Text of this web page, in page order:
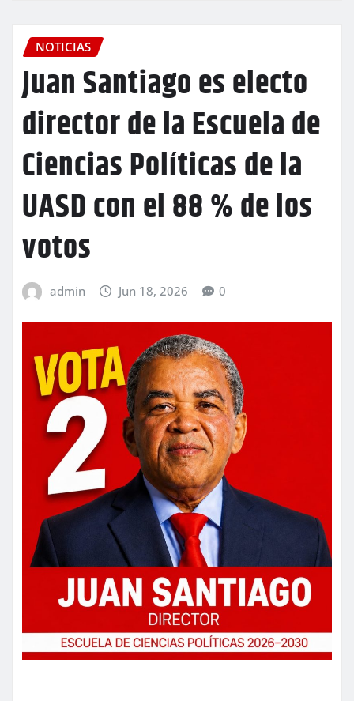
NOTICIAS
Juan Santiago es electo
director de la Escuela de
Ciencias Políticas de la
UASD con el 88 % de los
votos
admin Jun 18, 2026 0